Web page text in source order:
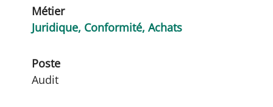
Métier
Juridique, Conformité, Achats
Poste
Audit